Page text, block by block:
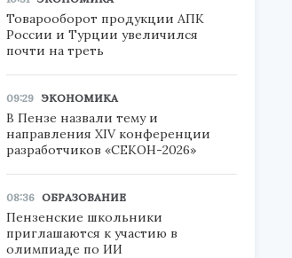
Товарооборот продукции АПК
России и Турции увеличился
почти на треть
09:29 ЭКОНОМИКА
В Пензе назвали тему и
направления XIV конференции
разработчиков «СЕКОН-2026»
08:36 ОБРАЗОВАНИЕ
Пензенские школьники
приглашаются к участию в
олимпиаде по ИИ